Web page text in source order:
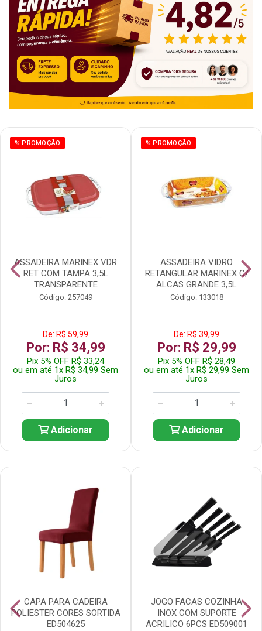
% PROMOÇÃO
ASSADEIRA MARINEX VDR
RET COM TAMPA 3,5L
TRANSPARENTE
Código: 257049
De: R$ 59,99
Por: R$ 34,99
Pix 5% OFF R$ 33,24
ou em até 1x R$ 34,99 Sem
Juros
Adicionar
% PROMOÇÃO
ASSADEIRA VIDRO
RETANGULAR MARINEX C/
ALCAS GRANDE 3,5L
Código: 133018
De: R$ 39,99
Por: R$ 29,99
Pix 5% OFF R$ 28,49
ou em até 1x R$ 29,99 Sem
Juros
Adicionar
CAPA PARA CADEIRA
POLIESTER CORES SORTIDA
ED504625
JOGO FACAS COZINHA
INOX COM SUPORTE
ACRILICO 6PCS ED509001